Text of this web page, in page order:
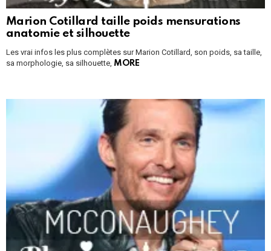
Marion Cotillard taille poids mensurations
anatomie et silhouette
Les vrai infos les plus complètes sur Marion Cotillard, son poids, sa taille,
sa morphologie, sa silhouette, MORE